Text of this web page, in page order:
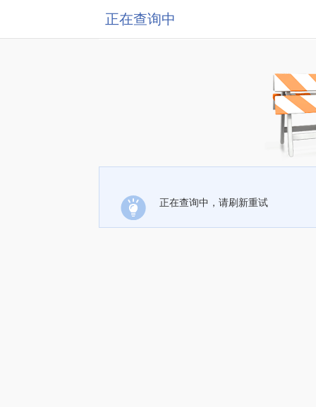
正在查询中
正在查询中，请刷新重试